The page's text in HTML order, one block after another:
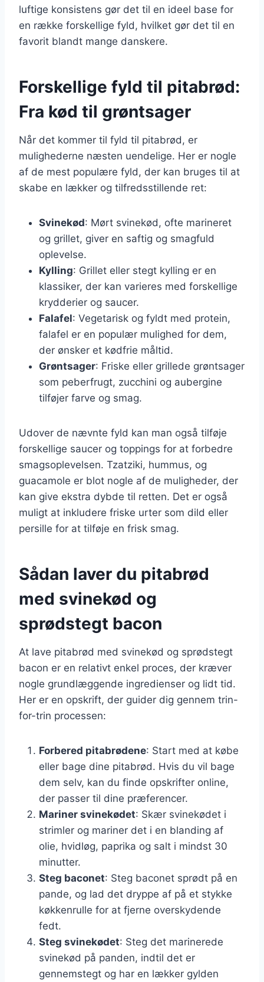
luftige konsistens gør det til en ideel base for
en række forskellige fyld, hvilket gør det til en
favorit blandt mange danskere.
Forskellige fyld til pitabrød:
Fra kød til grøntsager
Når det kommer til fyld til pitabrød, er
mulighederne næsten uendelige. Her er nogle
af de mest populære fyld, der kan bruges til at
skabe en lækker og tilfredsstillende ret:
Svinekød: Mørt svinekød, ofte marineret
og grillet, giver en saftig og smagfuld
oplevelse.
Kylling: Grillet eller stegt kylling er en
klassiker, der kan varieres med forskellige
krydderier og saucer.
Falafel: Vegetarisk og fyldt med protein,
falafel er en populær mulighed for dem,
der ønsker et kødfrie måltid.
Grøntsager: Friske eller grillede grøntsager
som peberfrugt, zucchini og aubergine
tilføjer farve og smag.
Udover de nævnte fyld kan man også tilføje
forskellige saucer og toppings for at forbedre
smagsoplevelsen. Tzatziki, hummus, og
guacamole er blot nogle af de muligheder, der
kan give ekstra dybde til retten. Det er også
muligt at inkludere friske urter som dild eller
persille for at tilføje en frisk smag.
Sådan laver du pitabrød
med svinekød og
sprødstegt bacon
At lave pitabrød med svinekød og sprødstegt
bacon er en relativt enkel proces, der kræver
nogle grundlæggende ingredienser og lidt tid.
Her er en opskrift, der guider dig gennem trin-
for-trin processen:
Forbered pitabrødene: Start med at købe
eller bage dine pitabrød. Hvis du vil bage
dem selv, kan du finde opskrifter online,
der passer til dine præferencer.
Mariner svinekødet: Skær svinekødet i
strimler og mariner det i en blanding af
olie, hvidløg, paprika og salt i mindst 30
minutter.
Steg baconet: Steg baconet sprødt på en
pande, og lad det dryppe af på et stykke
køkkenrulle for at fjerne overskydende
fedt.
Steg svinekødet: Steg det marinerede
svinekød på panden, indtil det er
gennemstegt og har en lækker gylden